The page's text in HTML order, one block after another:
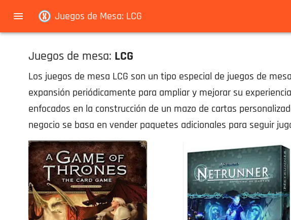
Juegos de Mesa: LCG
Juegos de mesa: LCG
Los juegos de mesa LCG son un tipo especial de juegos de
expansión periódicamente para ampliar y mejorar su
enfocados en la construcción de un mazo de cartas
negocio se basa en vender paquetes adicionales para seguir